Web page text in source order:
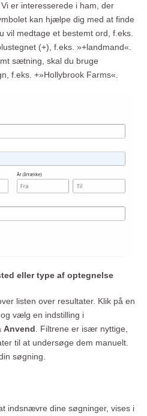
er interesserede i ham, der
kan hjælpe dig med at finde
vil medtage et bestemt ord, f.eks.
(+), f.eks. »+landmand«.
sætning, skal du bruge
f.eks. +»Hollybrook Farms«.
eller type af optegnelse
listen over resultater. Klik på en
vælg en indstilling i
Anvend . Filtrene er især nyttige,
til at undersøge dem manuelt.
søgning.
indsnævre dine søgninger, vises i